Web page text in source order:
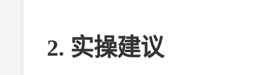
2. 实操建议